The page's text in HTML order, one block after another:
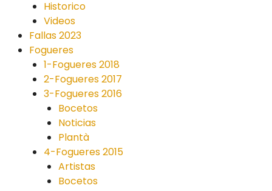
Historico
Videos
Fallas 2023
Fogueres
1-Fogueres 2018
2-Fogueres 2017
3-Fogueres 2016
Bocetos
Noticias
Plantà
4-Fogueres 2015
Artistas
Bocetos